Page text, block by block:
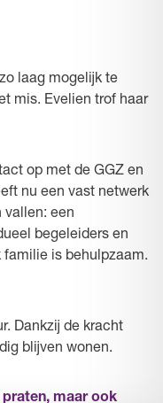
laag mogelijk te
mis. Evelien trof haar
op met de GGZ en
nu een vast netwerk
vallen: een
begeleiders en
familie is behulpzaam.
Dankzij de kracht
blijven wonen.
praten, maar ook